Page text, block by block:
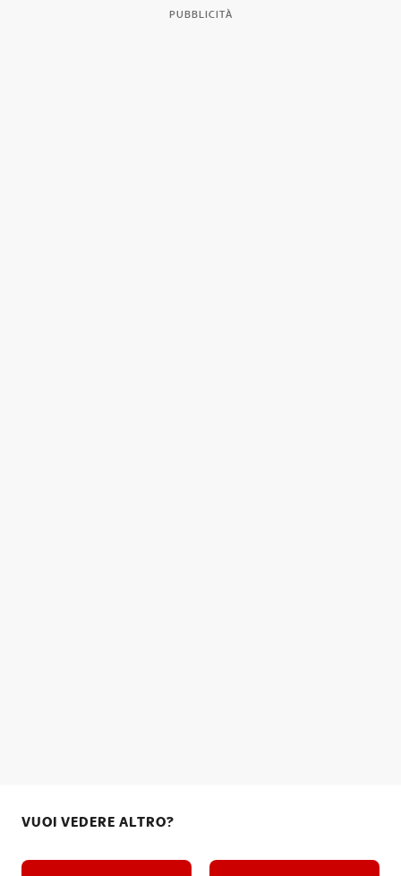
PUBBLICITÀ
VUOI VEDERE ALTRO?